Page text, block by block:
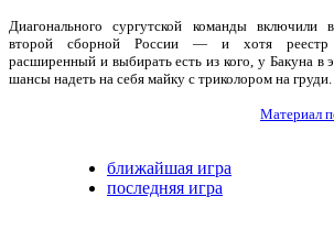
Диагонального сургутской команды включили
второй сборной России — и хотя реестр
расширенный и выбирать есть из кого, у Бакуна в
шансы надеть на себя майку с триколором на груди.
Материал
ближайшая игра
последняя игра